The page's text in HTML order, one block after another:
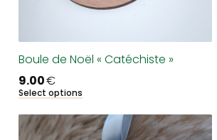
Boule de Noël « Catéchiste »
9.00€
Select options